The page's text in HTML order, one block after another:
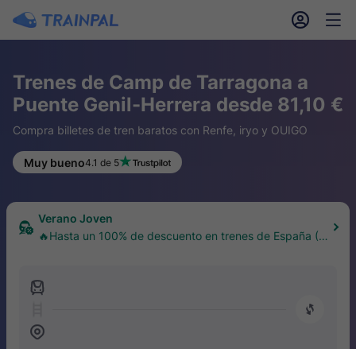
󱎓 󱒨
Trenes de Camp de Tarragona a
Puente Genil-Herrera desde 81,10 €
Compra billetes de tren baratos con Renfe, iryo y OUIGO
Muy bueno4.1 de 5
Verano Joven
🔥Hasta un 100% de descuento en trenes de España (1
󱍉
󰿠
󱒣